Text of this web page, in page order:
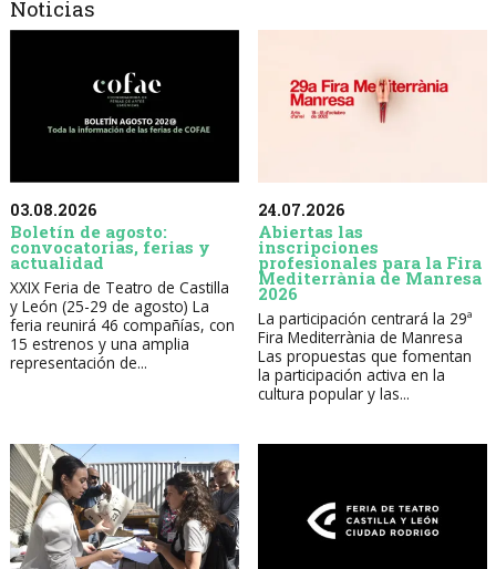
Noticias
03.08.2026
Boletín de agosto:
convocatorias, ferias y
actualidad
XXIX Feria de Teatro de Castilla
y León (25-29 de agosto) La
feria reunirá 46 compañías, con
15 estrenos y una amplia
representación de...
24.07.2026
Abiertas las
inscripciones
profesionales para la Fira
Mediterrània de Manresa
2026
La participación centrará la 29ª
Fira Mediterrània de Manresa
Las propuestas que fomentan
la participación activa en la
cultura popular y las...